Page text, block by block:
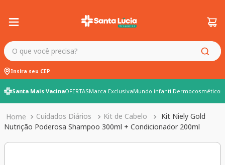
O que você precisa?
Insira seu CEP
Santa Mais VacinaOFERTASMarca ExclusivaMundo infantilDermocosméticos
Cuidados Diários Kit de Cabelo
Kit Niely Gold
Nutrição Poderosa Shampoo 300ml + Condicionador 200ml